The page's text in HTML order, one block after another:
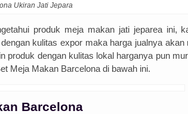
Ukiran Jati Jepara
produk meja makan jati jeparea ini,
kulitas expor maka harga jualnya
dengan kulitas lokal harganya pun
Meja Makan Barcelona di bawah ini.
Barcelona